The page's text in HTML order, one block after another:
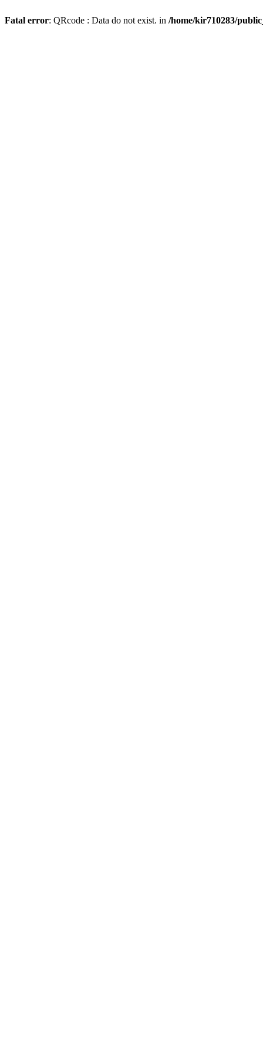
Fatal error: QRcode : Data do not exist. in /home/kir710283/